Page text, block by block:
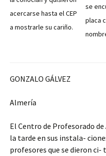
acercarse hasta el CEP
a mostrarle su cariño.
se
placa
GONZALO GÁLVEZ
Almería
El Centro de Profesorado
la tarde en sus instala-
profesores que se dieron